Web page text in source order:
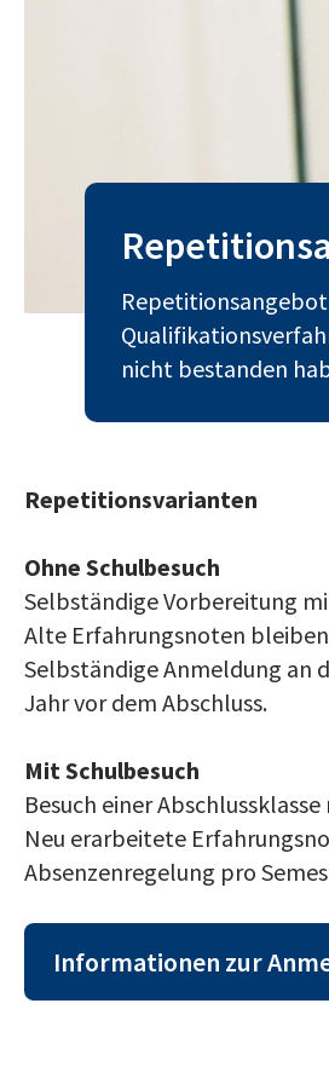
nicht bestanden
Repetitionsvarianten
Ohne Schulbesuch
Selbständige Vorbereitung
Alte Erfahrungsnoten
Selbständige Anmeldung an
Jahr vor dem Abschluss.
Mit Schulbesuch
Besuch einer
Neu erarbeitete
Absenzenregelung pro
Informationen zur